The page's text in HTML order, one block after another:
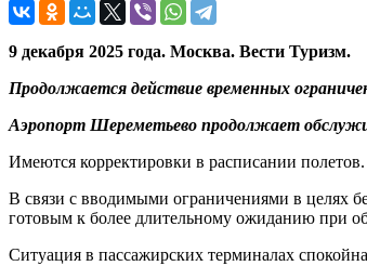
9 декабря 2025 года. Москва. Вести Туризм.
Продолжается действие временных
Аэропорт Шереметьево продолжает
Имеются корректировки в расписании
В связи с вводимыми ограничениями в целях
готовым к более длительному ожиданию при
Ситуация в пассажирских терминалах